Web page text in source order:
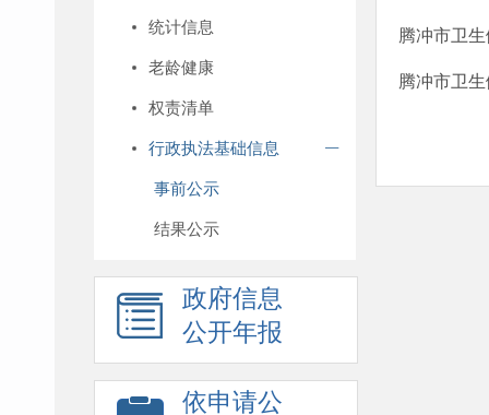
统计信息
老龄健康
权责清单
行政执法基础信息
事前公示
结果公示
政府信息
公开年报
依申请公
腾冲市卫
腾冲市卫